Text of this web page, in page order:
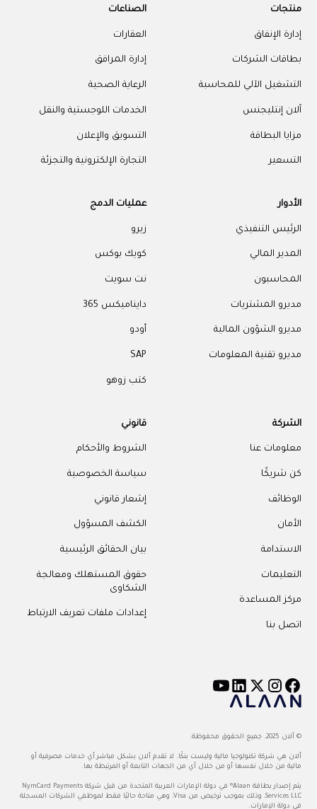
منتجات
إدارة الإنفاق
بطاقات الشركات
التشغيل الآلي للمحاسبة
آلان إنتليجنس
مزايا البطاقة
التسعير
الصناعات
العقارات
إدارة المرافق
الرعاية الصحية
الخدمات اللوجستية والنقل
التسويق والإعلان
التجارة الإلكترونية والتجزئة
الأدوار
الرئيس التنفيذي
المدير المالي
المحاسبون
مديرو المشتريات
مديرو الشؤون المالية
مديرو تقنية المعلومات
عمليات الدمج
زيرو
كويك بوكس
نت سويت
دايناميكس 365
أودو
SAP
كتب زوهو
الشركة
معلومات عنا
كن شريكًا
الوظائف
الأمان
الاستدامة
التعليمات
مركز المساعدة
اتصل بنا
قانوني
الشروط والأحكام
سياسة الخصوصية
إشعار قانوني
الكشف المسؤول
بيان الحقائق الرئيسية
حقوق المستهلك ومعالجة
الشكاوى
إعدادات ملفات تعريف الارتباط
© ألان 2025. جميع الحقوق محفوظة.
ألان هي شركة تكنولوجيا مالية وليست بنكًا. لا تقدم ألان بشكل مباشر أي خدمات مصرفية أو
مالية من خلال نفسها أو من خلال أي من الجهات التابعة أو المرتبطة بها.
يتم إصدار بطاقة Alaan® في دولة الإمارات العربية المتحدة من قبل شركة NymCard Payments
Services LLC، وذلك بموجب ترخيص من Visa، وهي متاحة حاليًا فقط لموظفي الشركات المسجلة
في دولة الإمارات.